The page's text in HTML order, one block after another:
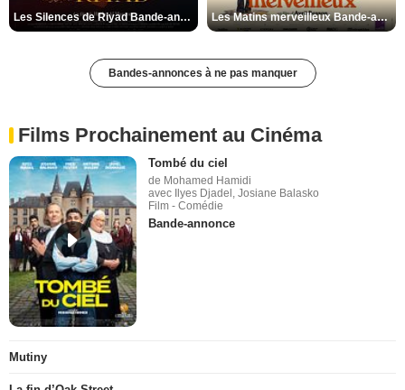
Les Silences de Riyad Bande-annonce VO STFR Les Matins merveilleux Bande-annonce VF
Bandes-annonces à ne pas manquer
Films Prochainement au Cinéma
Tombé du ciel
de Mohamed Hamidi
avec Ilyes Djadel, Josiane Balasko
Film - Comédie
Bande-annonce
Mutiny